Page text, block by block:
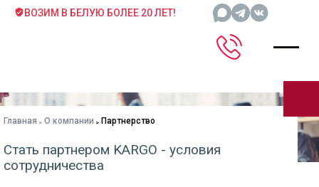
ВОЗИМ В БЕЛУЮ БОЛЕЕ 20 ЛЕТ!
Главная О компании Партнерство
Стать партнером KARGO - условия
сотрудничества